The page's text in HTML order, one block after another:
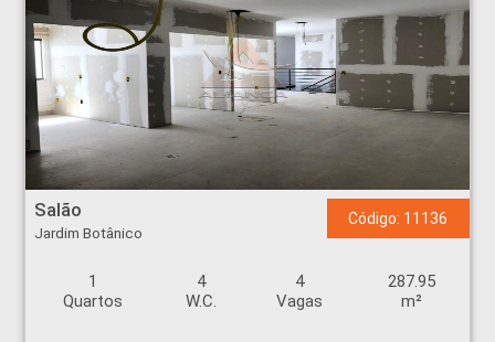
Salão - Jardim Botânico - Ribeirão Preto
Salão
Jardim Botânico
Código: 11136
1
Quartos
4
W.C.
4
Vagas
287.95
m²